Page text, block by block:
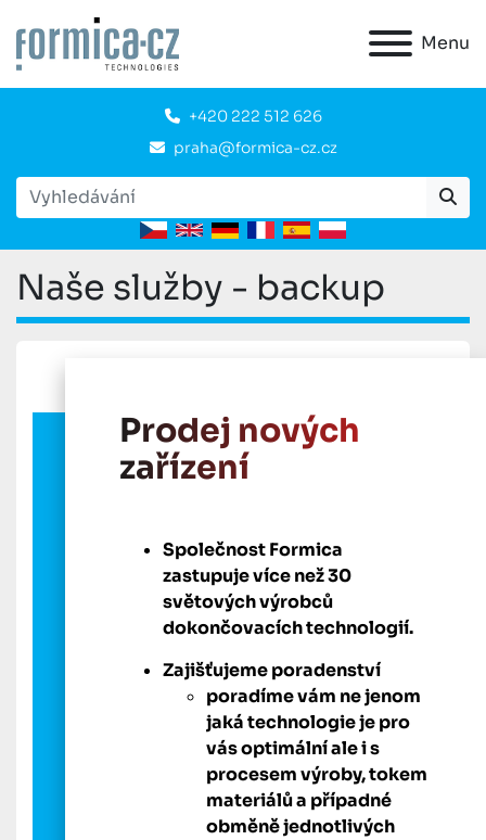
Menu
+420 222 512 626
praha@formica-cz.cz
Naše služby - backup
Prodej nových
zařízení
Společnost Formica
zastupuje více než 30
světových výrobců
dokončovacích technologií.
Zajišťujeme poradenství
poradíme vám ne jenom
jaká technologie je pro
vás optimální ale i s
procesem výroby, tokem
materiálů a případné
obměně jednotlivých